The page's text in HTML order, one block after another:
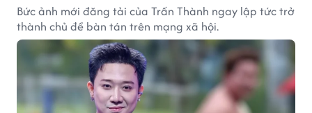
Bức ảnh mới đăng tải của Trấn Thành ngay lập tức trở
thành chủ đề bàn tán trên mạng xã hội.